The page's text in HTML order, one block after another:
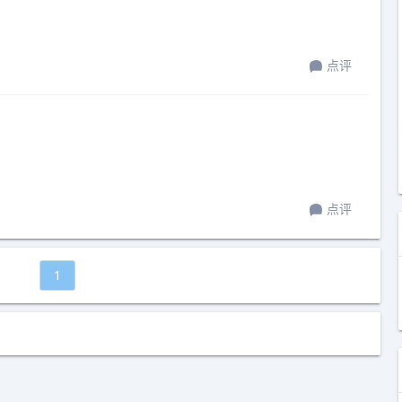
点评
点评
1